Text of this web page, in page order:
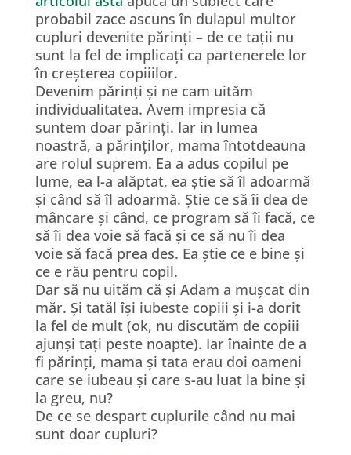
probabil zace ascuns în dulapul multor
cupluri devenite părinți – de ce tații nu
sunt la fel de implicați ca partenerele lor
în creșterea copiiilor.
Devenim părinți și ne cam uităm
individualitatea. Avem impresia că
suntem doar părinți. Iar in lumea
noastră, a părinților, mama întotdeauna
are rolul suprem. Ea a adus copilul pe
lume, ea l-a alăptat, ea știe să îl adoarmă
și când să îl adoarmă. Știe ce să îi dea de
mâncare și când, ce program să îi facă, ce
să îi dea voie să facă și ce să nu îi dea
voie să facă prea des. Ea știe ce e bine și
ce e rău pentru copil.
Dar să nu uităm că și Adam a mușcat din
măr. Și tatăl își iubeste copiii și i-a dorit
la fel de mult (ok, nu discutăm de copiii
ajunși tați peste noapte). Iar înainte de a
fi părinți, mama și tata erau doi oameni
care se iubeau și care s-au luat la bine și
la greu, nu?
De ce se despart cuplurile când nu mai
sunt doar cupluri?